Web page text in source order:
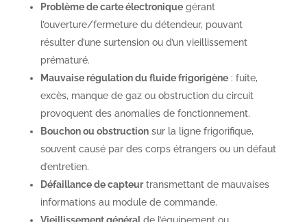
Problème de carte électroniquegérant
l’ouverture/fermeture du détendeur, pouvant
résulter d’une surtension ou d’un vieillissement
prématuré.
Mauvaise régulation du fluide frigorigène: fuite,
excès, manque de gaz ou obstruction du circuit
provoquent des anomalies de fonctionnement.
Bouchon ou obstructionsur la ligne frigorifique,
souvent causé par des corps étrangers ou un défaut
d’entretien.
Défaillance de capteurtransmettant de mauvaises
informations au module de commande.
Vieillissement général de l’équipement ou